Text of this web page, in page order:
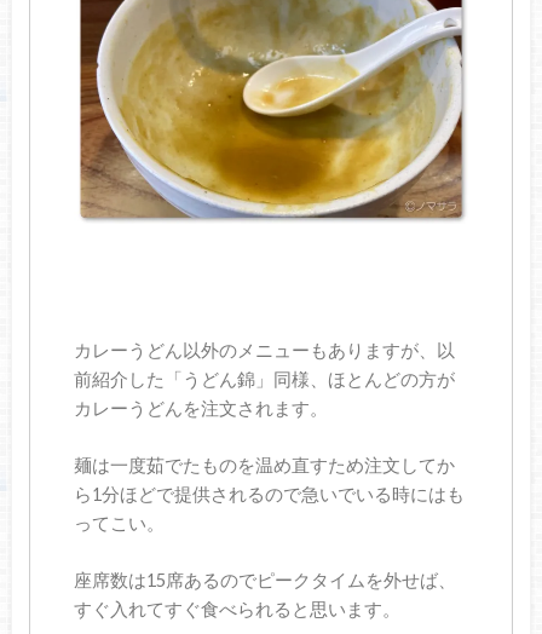
カレーうどん以外のメニューもありますが、以
前紹介した「うどん錦」同様、ほとんどの方が
カレーうどんを注文されます。
麺は一度茹でたものを温め直すため注文してか
ら1分ほどで提供されるので急いでいる時にはも
ってこい。
座席数は15席あるのでピークタイムを外せば、
すぐ入れてすぐ食べられると思います。